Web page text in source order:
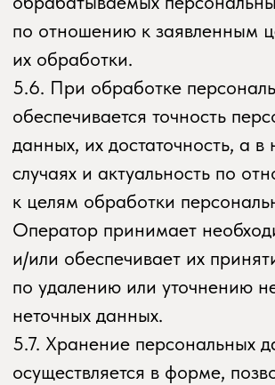
никогда, ни при каких условиях не будут
переданы третьим лицам, за исключением
случаев, связанных с исполнением
действующего законодательства либо
в случае, если субъектом персональных
данных дано согласие Оператору
для исполнения обязательств
по гражданско-правовому договору.
8.3. В случае выявления неточностей
в персональных данных, Пользователь
может актуализировать их самостоятельно,
путем направления Оператору
уведомление на адрес электронной почты
Оператора potok. yoga@yandex.ru
с пометкой «Актуализация персональных
данных».
8.4. Срок обработки персональных данных
определяется достижением целей,